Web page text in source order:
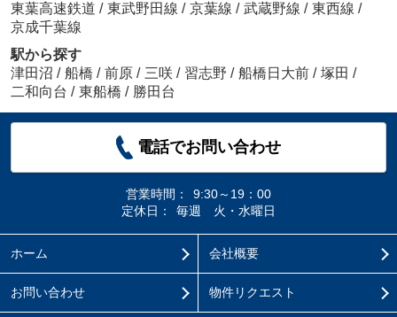
東葉高速鉄道 / 東武野田線 / 京葉線 / 武蔵野線 / 東西線 /
京成千葉線
駅から探す
津田沼 / 船橋 / 前原 / 三咲 / 習志野 / 船橋日大前 / 塚田 /
二和向台 / 東船橋 / 勝田台
電話でお問い合わせ
営業時間：
9:30～19：00
定休日：
毎週 火・水曜日
ホーム 会社概要
お問い合わせ 物件リクエスト